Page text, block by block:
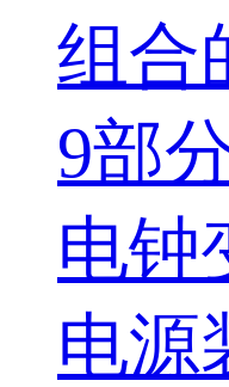
组合
9部
电钟
电源